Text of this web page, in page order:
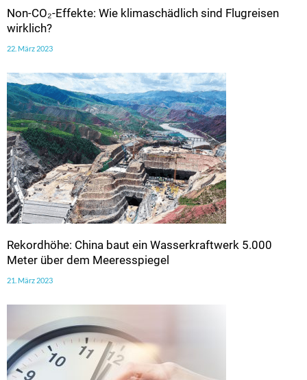
Non-CO₂-Effekte: Wie klimaschädlich sind Flugreisen
wirklich?
22. März 2023
Rekordhöhe: China baut ein Wasserkraftwerk 5.000
Meter über dem Meeresspiegel
21. März 2023